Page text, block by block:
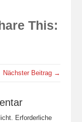
This:
Nächster Beitrag →
Erforderliche